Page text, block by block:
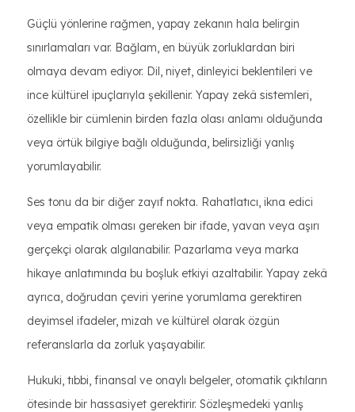
Güçlü yönlerine rağmen, yapay zekanın hala belirgin
sınırlamaları var. Bağlam, en büyük zorluklardan biri
olmaya devam ediyor. Dil, niyet, dinleyici beklentileri ve
ince kültürel ipuçlarıyla şekillenir. Yapay zekâ sistemleri,
özellikle bir cümlenin birden fazla olası anlamı olduğunda
veya örtük bilgiye bağlı olduğunda, belirsizliği yanlış
yorumlayabilir.
Ses tonu da bir diğer zayıf nokta. Rahatlatıcı, ikna edici
veya empatik olması gereken bir ifade, yavan veya aşırı
gerçekçi olarak algılanabilir. Pazarlama veya marka
hikaye anlatımında bu boşluk etkiyi azaltabilir. Yapay zekâ
ayrıca, doğrudan çeviri yerine yorumlama gerektiren
deyimsel ifadeler, mizah ve kültürel olarak özgün
referanslarla da zorluk yaşayabilir.
Hukuki, tıbbi, finansal ve onaylı belgeler, otomatik çıktıların
ötesinde bir hassasiyet gerektirir. Sözleşmedeki yanlış